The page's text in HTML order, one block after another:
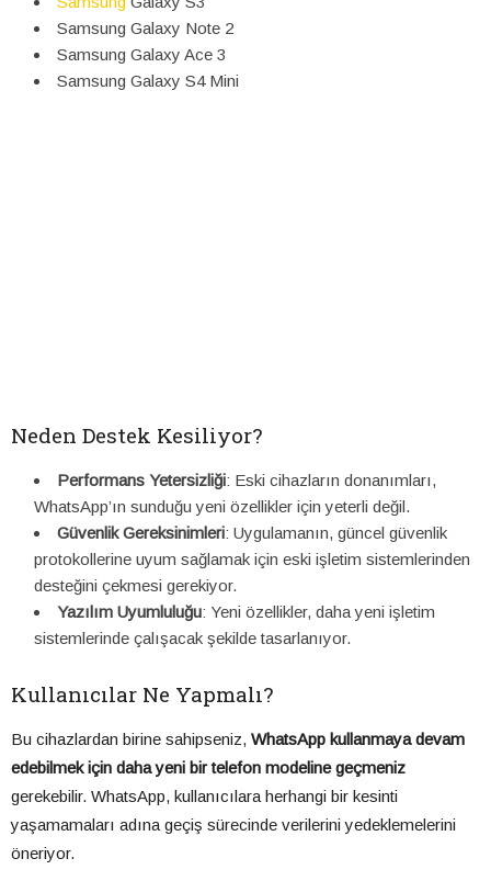
Samsung Galaxy Note 2
Samsung Galaxy Ace 3
Samsung Galaxy S4 Mini
Neden Destek Kesiliyor?
Performans Yetersizliği: Eski cihazların donanımları,
WhatsApp’ın sunduğu yeni özellikler için yeterli değil.
Güvenlik Gereksinimleri: Uygulamanın, güncel güvenlik
protokollerine uyum sağlamak için eski işletim sistemlerinden
desteğini çekmesi gerekiyor.
Yazılım Uyumluluğu: Yeni özellikler, daha yeni işletim
sistemlerinde çalışacak şekilde tasarlanıyor.
Kullanıcılar Ne Yapmalı?
Bu cihazlardan birine sahipseniz, WhatsApp kullanmaya devam
edebilmek için daha yeni bir telefon modeline geçmeniz
gerekebilir. WhatsApp, kullanıcılara herhangi bir kesinti
yaşamamaları adına geçiş sürecinde verilerini yedeklemelerini
öneriyor.